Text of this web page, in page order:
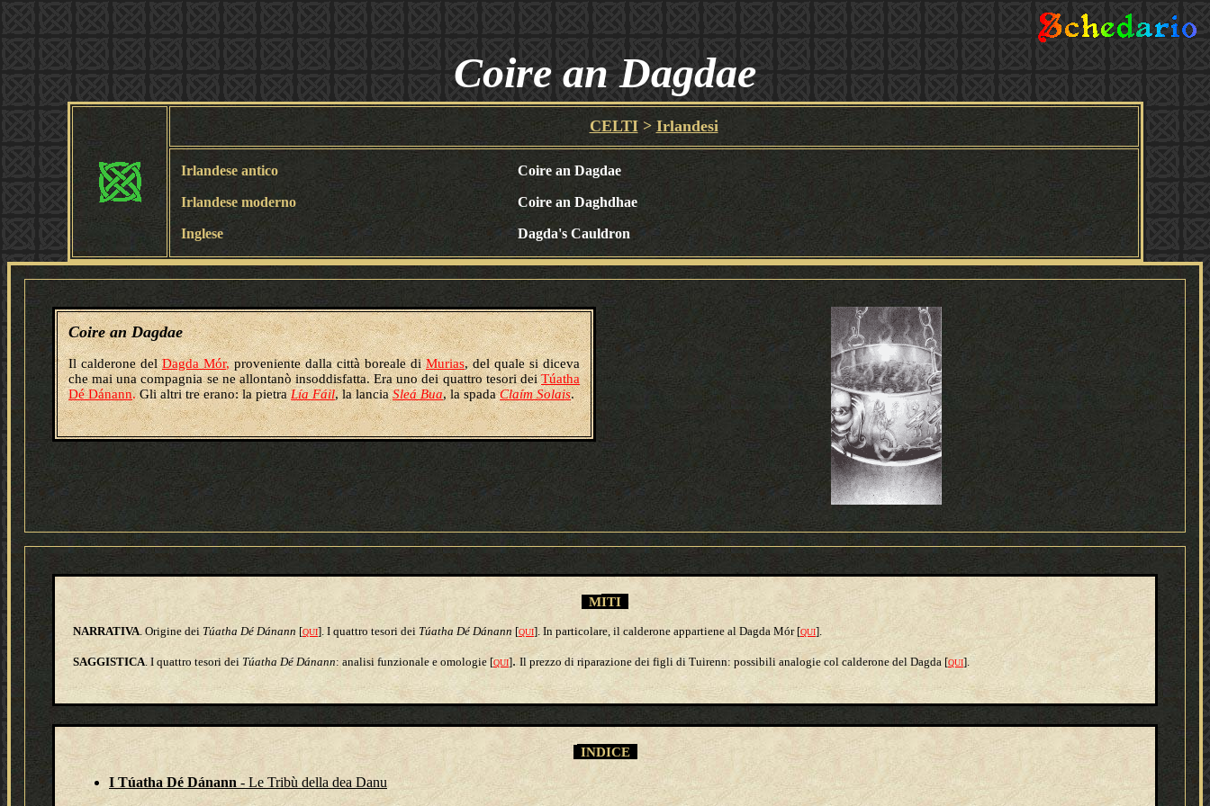
Coire an Dagdae
CELTI>Irlandesi
Irlandese antico Coire an Dagdae
Irlandese moderno Coire an Daghdhae
Inglese Dagda's Cauldron
Coire an Dagdae
Il calderone delDagda Mór, proveniente dalla città boreale diMurias, del quale si diceva
che mai una compagnia se ne allontanò insoddisfatta. Era uno dei quattro tesori deiTúatha
Dé Dánann.Gli altri tre erano: la pietraLía Fáil, la lanciaSleá Bua, la spadaClaím Solais.
MITI
NARRATIVA. Origine dei Túatha Dé Dánann [QUI]. I quattro tesori dei Túatha Dé Dánann[QUI]. In particolare, il calderone appartiene al Dagda Mór [QUI].
SAGGISTICA. I quattro tesori dei Túatha Dé Dánann: analisi funzionale e omologie [QUI]. Il prezzo di riparazione dei figli di Tuirenn: possibili analogie col calderone del Dagda [QUI].
INDICE
I Túatha Dé Dánann - Le Tribù della dea Danu